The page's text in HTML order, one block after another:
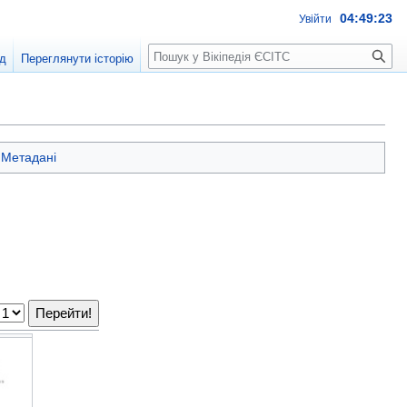
Метадані
Увійти 04:49:24
Переглянути історію Пошук